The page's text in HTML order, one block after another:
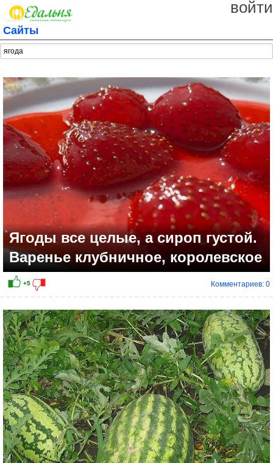
войти
Сайты
Ягоды все целые, а сироп густой.
Варенье клубничное, королевское
Комментариев: 0